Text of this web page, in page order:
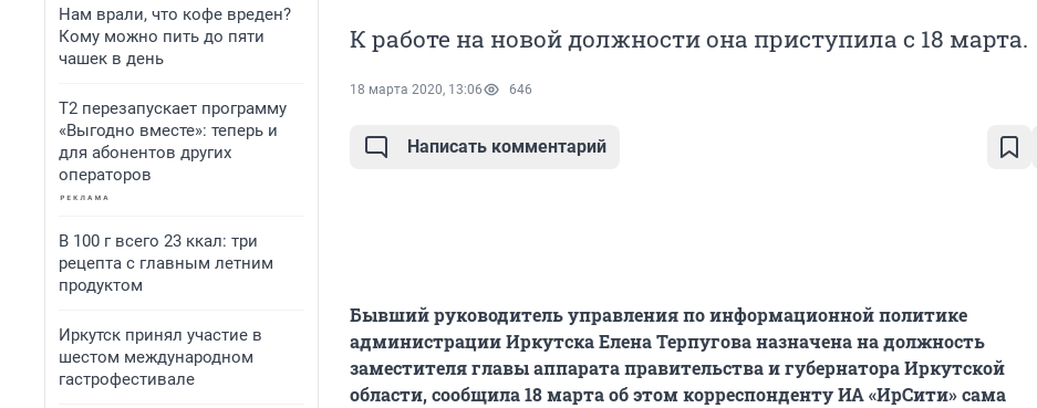
Нам врали, что кофе вреден?
Кому можно пить до пяти
чашек в день
Т2 перезапускает программу
«Выгодно вместе»: теперь и
для абонентов других
операторов
В 100 г всего 23 ккал: три
рецепта с главным летним
продуктом
Иркутск принял участие в
шестом международном
гастрофестивале
К работе на новой должности она приступила с 18 марта.
18 марта 2020, 13:06 646
Написать комментарий
Бывший руководитель управления по информационной политике
администрации Иркутска Елена Терпугова назначена на должность
заместителя главы аппарата правительства и губернатора Иркутской
области, сообщила 18 марта об этом корреспонденту ИА «ИрСити» сама